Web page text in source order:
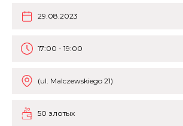
29.08.2023
17:00 - 19:00
(ul. Malczewskiego 21)
50 злотых